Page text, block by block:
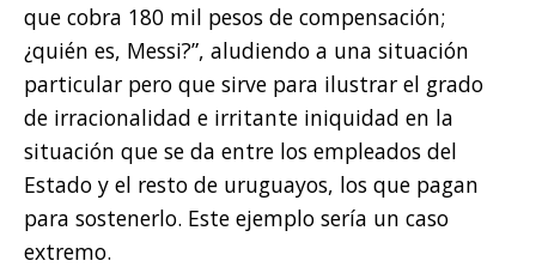
que cobra 180 mil pesos de compensación;
¿quién es, Messi?”, aludiendo a una situación
particular pero que sirve para ilustrar el grado
de irracionalidad e irritante iniquidad en la
situación que se da entre los empleados del
Estado y el resto de uruguayos, los que pagan
para sostenerlo. Este ejemplo sería un caso
extremo.